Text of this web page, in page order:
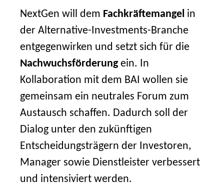
NextGen will dem Fachkräftemangel in
der Alternative-Investments-Branche
entgegenwirken und setzt sich für die
Nachwuchsförderungein. In
Kollaboration mit dem BAI wollen sie
gemeinsam ein neutrales Forum zum
Austausch schaffen. Dadurch soll der
Dialog unter den zukünftigen
Entscheidungsträgern der Investoren,
Manager sowie Dienstleister verbessert
und intensiviert werden.